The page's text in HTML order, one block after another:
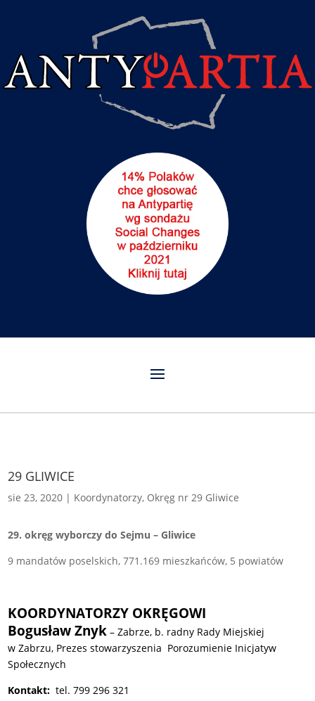
29 GLIWICE
sie 23, 2020 | Koordynatorzy, Okręg nr 29 Gliwice
29.okręg wyborczy do Sejmu – Gliwice
9 mandatów poselskich, 771.169 mieszkańców, 5 powiatów
KOORDYNATORZY OKRĘGOWI
Bogusław Znyk – Zabrze, b. radny Rady Miejskiej
w Zabrzu, Prezes stowarzyszenia Porozumienie Inicjatyw
Społecznych
Kontakt: tel.799 296 321